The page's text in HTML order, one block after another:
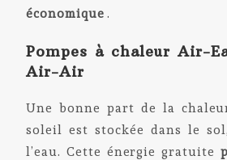
économique.
Pompes à chaleur Air-
Air-Air
Une bonne part de la
soleil est stockée dans le
l’eau. Cette énergie gratuite